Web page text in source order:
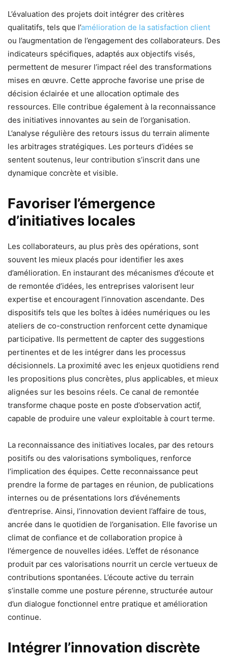
L’évaluation des projets doit intégrer des critères
qualitatifs, tels que l’amélioration de la satisfaction client
ou l’augmentation de l’engagement des collaborateurs. Des
indicateurs spécifiques, adaptés aux objectifs visés,
permettent de mesurer l’impact réel des transformations
mises en œuvre. Cette approche favorise une prise de
décision éclairée et une allocation optimale des
ressources. Elle contribue également à la reconnaissance
des initiatives innovantes au sein de l’organisation.
L’analyse régulière des retours issus du terrain alimente
les arbitrages stratégiques. Les porteurs d’idées se
sentent soutenus, leur contribution s’inscrit dans une
dynamique concrète et visible.
Favoriser l’émergence
d’initiatives locales
Les collaborateurs, au plus près des opérations, sont
souvent les mieux placés pour identifier les axes
d’amélioration. En instaurant des mécanismes d’écoute et
de remontée d’idées, les entreprises valorisent leur
expertise et encouragent l’innovation ascendante. Des
dispositifs tels que les boîtes à idées numériques ou les
ateliers de co-construction renforcent cette dynamique
participative. Ils permettent de capter des suggestions
pertinentes et de les intégrer dans les processus
décisionnels. La proximité avec les enjeux quotidiens rend
les propositions plus concrètes, plus applicables, et mieux
alignées sur les besoins réels. Ce canal de remontée
transforme chaque poste en poste d’observation actif,
capable de produire une valeur exploitable à court terme.
La reconnaissance des initiatives locales, par des retours
positifs ou des valorisations symboliques, renforce
l’implication des équipes. Cette reconnaissance peut
prendre la forme de partages en réunion, de publications
internes ou de présentations lors d’événements
d’entreprise. Ainsi, l’innovation devient l’affaire de tous,
ancrée dans le quotidien de l’organisation. Elle favorise un
climat de confiance et de collaboration propice à
l’émergence de nouvelles idées. L’effet de résonance
produit par ces valorisations nourrit un cercle vertueux de
contributions spontanées. L’écoute active du terrain
s’installe comme une posture pérenne, structurée autour
d’un dialogue fonctionnel entre pratique et amélioration
continue.
Intégrer l’innovation discrète